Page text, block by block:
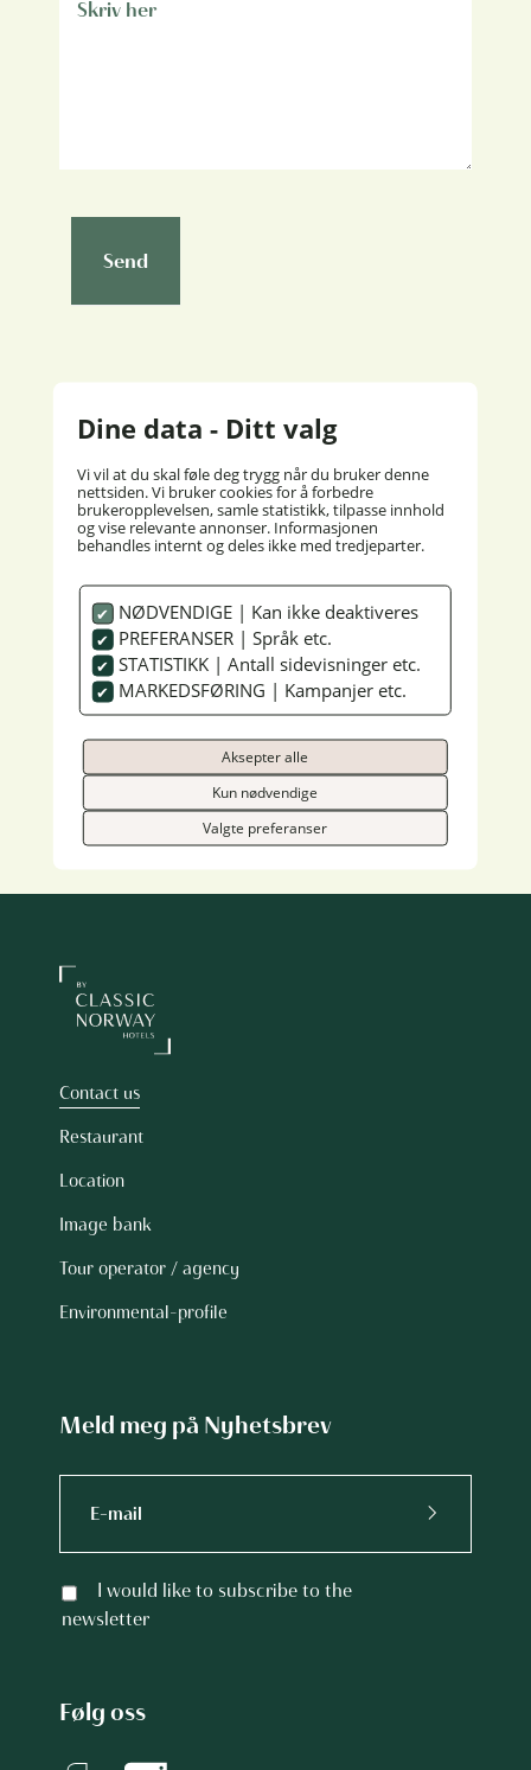
Dine data - Ditt valg
Vi vil at du skal føle deg trygg når du bruker denne
nettsiden. Vi bruker cookies for å forbedre
brukeropplevelsen, samle statistikk, tilpasse innhold
og vise relevante annonser. Informasjonen
behandles internt og deles ikke med tredjeparter.
NØDVENDIGE | Kan ikke deaktiveres
PREFERANSER | Språk etc.
STATISTIKK | Antall sidevisninger etc.
MARKEDSFØRING | Kampanjer etc.
Aksepter alle
Kun nødvendige
Valgte preferanser
Send
GRAND HOTEL
Reception: +47 71 22 75 00
post@grandhotel.no
Åndalgata 5, N-6300 Åndalsnes
Togstasjon 100 meter
Instagram
Contact us
Restaurant
Location
Image bank
Tour operator / agency
Environmental-profile
Meld meg på Nyhetsbrev
I would like to subscribe to the
newsletter
Følg oss